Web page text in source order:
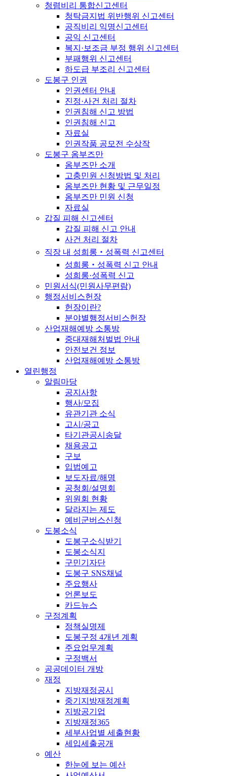
청렴비리 통합신고센터
청탁금지법 위반행위 신고센터
공직비리 익명신고센터
공익 신고센터
복지·보조금 부정 행위 신고센터
부패행위 신고센터
하도급 부조리 신고센터
도봉구 인권
인권센터 안내
진정·사건 처리 절차
인권침해 신고 방법
인권침해 신고
자료실
인권작품 공모전 수상작
도봉구 옴부즈만
옴부즈만 소개
고충민원 신청방법 및 처리
옴부즈만 현황 및 근무일정
옴부즈만 민원 신청
자료실
갑질 피해 신고센터
갑질 피해 신고 안내
사건 처리 절차
직장 내 성희롱‧성폭력 신고센터
성희롱‧성폭력 신고 안내
성희롱·성폭력 신고
민원서식(민원사무편람)
행정서비스헌장
헌장이란?
분야별행정서비스헌장
산업재해예방 소통방
중대재해처벌법 안내
안전보건 정보
산업재해예방 소통방
열린행정
알림마당
공지사항
행사/모집
유관기관 소식
고시/공고
타기관공시송달
채용공고
구보
입법예고
보도자료/해명
공청회/설명회
위원회 현황
달라지는 제도
예비군버스신청
도봉소식
도봉구소식받기
도봉소식지
구민기자단
도봉구 SNS채널
주요행사
언론보도
카드뉴스
구정계획
정책실명제
도봉구정 4개년 계획
주요업무계획
구정백서
공공데이터 개방
재정
지방재정공시
중기지방재정계획
지방공기업
지방재정365
세부사업별 세출현황
세입세출공개
예산
한눈에 보는 예산